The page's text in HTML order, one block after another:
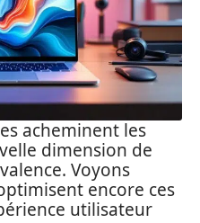
acheminent les
dimension de
Voyons
encore ces
utilisateur